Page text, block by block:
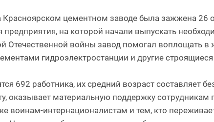
цементном заводе была зажжена 26
предприятия, на которой начали выпускать
Отечественной войны завод помогал воплощать
гидроэлектростанции и другие
692 работника, их средний возраст составляет
оказывает материальную поддержку
воинам-интернационалистам и тем, кто